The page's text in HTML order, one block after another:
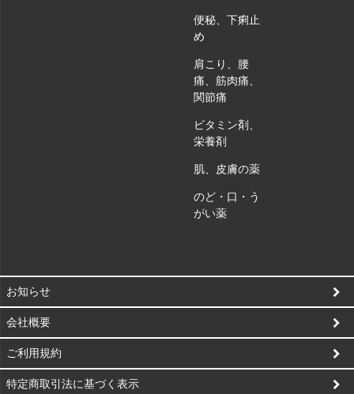
便秘、下痢止
め
肩こり、腰
痛、筋肉痛、
関節痛
ビタミン剤、
栄養剤
肌、皮膚の薬
のど・口・う
がい薬
お知らせ
会社概要
ご利用規約
特定商取引法に基づく表示